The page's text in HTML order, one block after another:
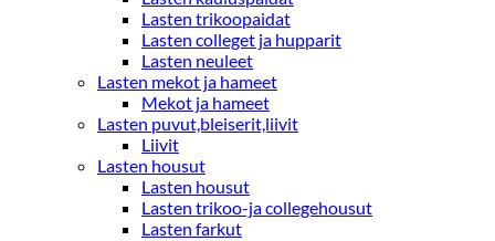
Lasten trikoopaidat
Lasten colleget ja hupparit
Lasten neuleet
Lasten mekot ja hameet
Mekot ja hameet
Lasten puvut,bleiserit,liivit
Liivit
Lasten housut
Lasten housut
Lasten trikoo-ja collegehousut
Lasten farkut